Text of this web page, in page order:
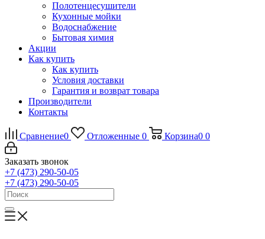
Полотенцесушители
Кухонные мойки
Водоснабжение
Бытовая химия
Акции
Как купить
Как купить
Условия доставки
Гарантия и возврат товара
Производители
Контакты
Сравнение0 Отложенные 0 Корзина0 0
Заказать звонок
+7 (473) 290-50-05
+7 (473) 290-50-05